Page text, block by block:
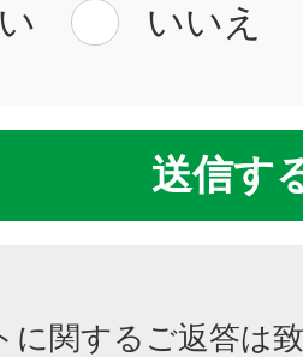
いいえ
に関するご返答は